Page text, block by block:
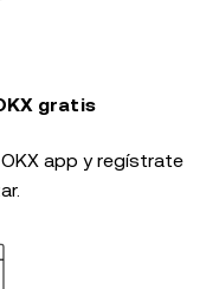
gratis
app y regístrate